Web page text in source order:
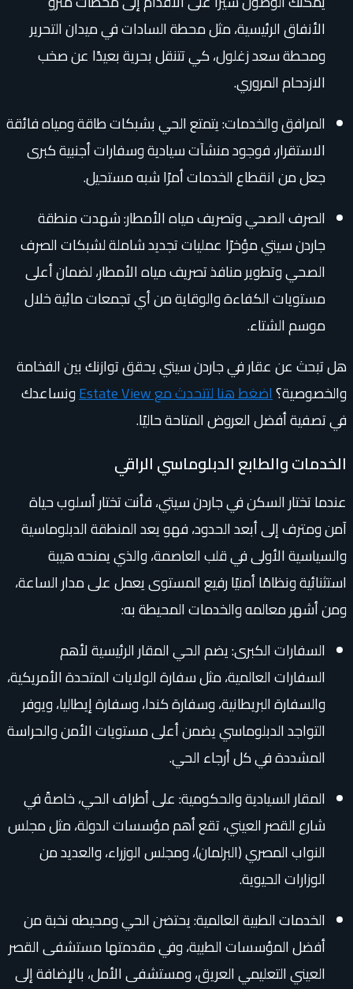
الأنفاق الرئيسية، مثل محطة السادات في ميدان التحرير
ومحطة سعد زغلول، كي تتنقل بحرية بعيدًا عن صخب
الازدحام المروري.
المرافق والخدمات: يتمتع الحي بشبكات طاقة ومياه فائقة
الاستقرار، فوجود منشآت سيادية وسفارات أجنبية كبرى
جعل من انقطاع الخدمات أمرًا شبه مستحيل.
الصرف الصحي وتصريف مياه الأمطار: شهدت منطقة
جاردن سيتي مؤخرًا عمليات تجديد شاملة لشبكات الصرف
الصحي وتطوير منافذ تصريف مياه الأمطار، لضمان أعلى
مستويات الكفاءة والوقاية من أي تجمعات مائية خلال
موسم الشتاء.
هل تبحث عن عقار في جاردن سيتي يحقق توازنك بين الفخامة
والخصوصية؟اضغط هنا لتتحدث مع Estate View
ونساعدك
في تصفية أفضل العروض المتاحة حاليًا.
الخدمات والطابع الدبلوماسي الراقي
عندما تختار السكن في جاردن سيتي، فأنت تختار أسلوب حياة
آمن ومترف إلى أبعد الحدود، فهو يعد المنطقة الدبلوماسية
والسياسية الأولى في قلب العاصمة، والذي يمنحه هيبة
استثنائية ونظامًا أمنيًا رفيع المستوى يعمل على مدار الساعة،
ومن أشهر معالمه والخدمات المحيطة به:
السفارات الكبرى: يضم الحي المقار الرئيسية لأهم
السفارات العالمية، مثل سفارة الولايات المتحدة الأمريكية،
والسفارة البريطانية، وسفارة كندا، وسفارة إيطاليا، ويوفر
التواجد الدبلوماسي يضمن أعلى مستويات الأمن والحراسة
المشددة في كل أرجاء الحي.
المقار السيادية والحكومية: على أطراف الحي، خاصةً في
شارع القصر العيني، تقع أهم مؤسسات الدولة، مثل مجلس
النواب المصري (البرلمان)، ومجلس الوزراء، والعديد من
الوزارات الحيوية.
الخدمات الطبية العالمية: يحتضن الحي ومحيطه نخبة من
أفضل المؤسسات الطبية، وفي مقدمتها مستشفى القصر
العيني التعليمي العريق، ومستشفى الأمل، بالإضافة إلى